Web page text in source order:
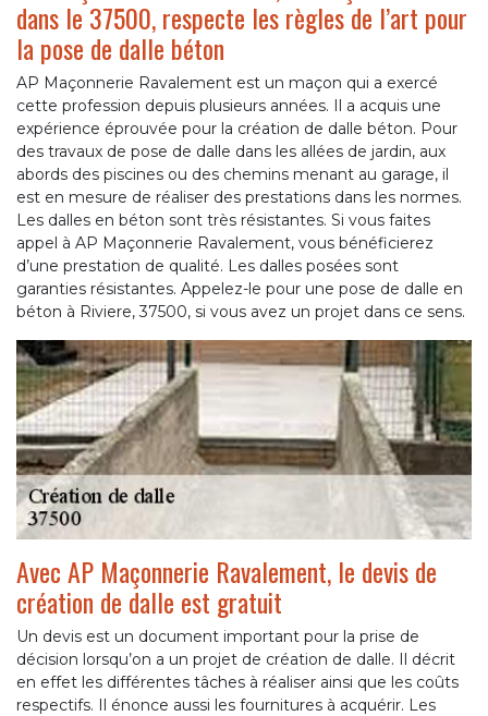
dans le 37500, respecte les règles de l’art pour
la pose de dalle béton
AP Maçonnerie Ravalement est un maçon qui a exercé
cette profession depuis plusieurs années. Il a acquis une
expérience éprouvée pour la création de dalle béton. Pour
des travaux de pose de dalle dans les allées de jardin, aux
abords des piscines ou des chemins menant au garage, il
est en mesure de réaliser des prestations dans les normes.
Les dalles en béton sont très résistantes. Si vous faites
appel à AP Maçonnerie Ravalement, vous bénéficierez
d’une prestation de qualité. Les dalles posées sont
garanties résistantes. Appelez-le pour une pose de dalle en
béton à Riviere, 37500, si vous avez un projet dans ce sens.
Avec AP Maçonnerie Ravalement, le devis de
création de dalle est gratuit
Un devis est un document important pour la prise de
décision lorsqu’on a un projet de création de dalle. Il décrit
en effet les différentes tâches à réaliser ainsi que les coûts
respectifs. Il énonce aussi les fournitures à acquérir. Les